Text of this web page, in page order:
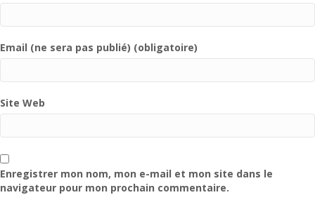
Email (ne sera pas publié) (obligatoire)
Site Web
Enregistrer mon nom, mon e-mail et mon site dans le
navigateur pour mon prochain commentaire.